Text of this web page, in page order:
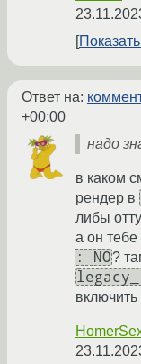
Ответ на:
+00:00
надо
в каком
рендер в
либы
а он
: NO?
включить